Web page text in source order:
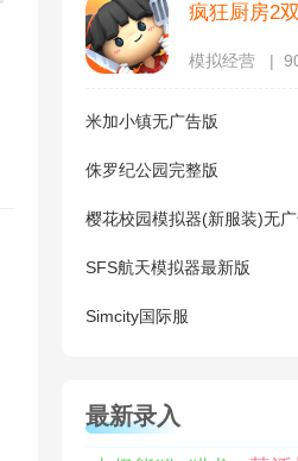
疯狂厨房2
模拟经营
米加小镇无广告版
侏罗纪公园完整版
樱花校园模拟器(新服装)无
SFS航天模拟器最新版
Simcity国际服
最新录入